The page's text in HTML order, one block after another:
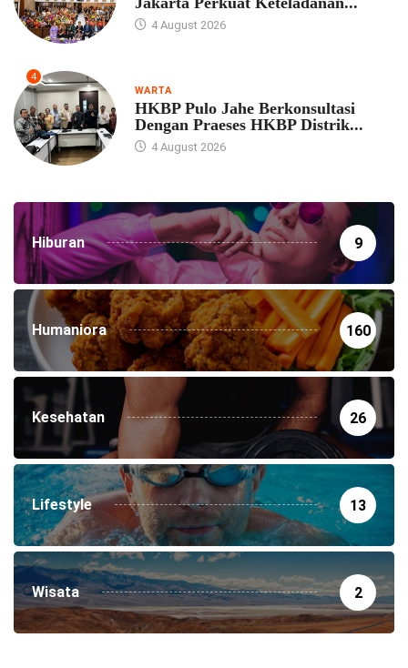
4 August 2026
4
WARTA
HKBP Pulo Jahe Berkonsultasi
Dengan Praeses HKBP Distrik...
4 August 2026
Hiburan 9
Humaniora 160
Kesehatan 26
Lifestyle 13
Wisata 2